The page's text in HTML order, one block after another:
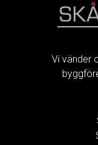
Vi vänder